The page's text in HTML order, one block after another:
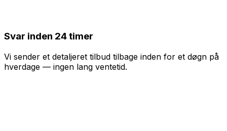
Svar inden 24 timer
Vi sender et detaljeret tilbud tilbage inden for et døgn på
hverdage — ingen lang ventetid.